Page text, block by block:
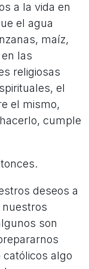
a la vida en
el agua
maíz,
las
religiosas
el
el mismo,
cumple
deseos a
nuestros
son
algo